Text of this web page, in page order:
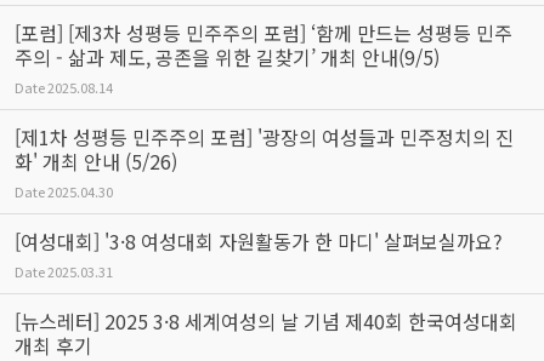
[포럼] [제3차 성평등 민주주의 포럼] ‘함께 만드는 성평등 민주
주의 - 삶과 제도, 공존을 위한 길찾기’ 개최 안내(9/5)
Date2025.08.14
[제1차 성평등 민주주의 포럼] '광장의 여성들과 민주정치의 진
화' 개최 안내 (5/26)
Date2025.04.30
[여성대회] '3·8 여성대회 자원활동가 한 마디' 살펴보실까요?
Date2025.03.31
[뉴스레터] 2025 3·8 세계여성의 날 기념 제40회 한국여성대회
개최 후기